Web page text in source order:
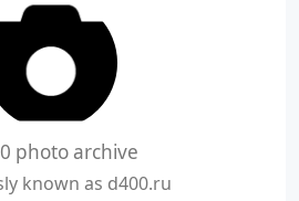
photo archive
known as d400.ru